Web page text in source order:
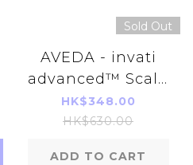
Sold Out
AVEDA - invati
advanced™ Scalp
Revitalizer 150ml
(Parallel Imports
HK$348.00
HK$630.00
ADD TO CART